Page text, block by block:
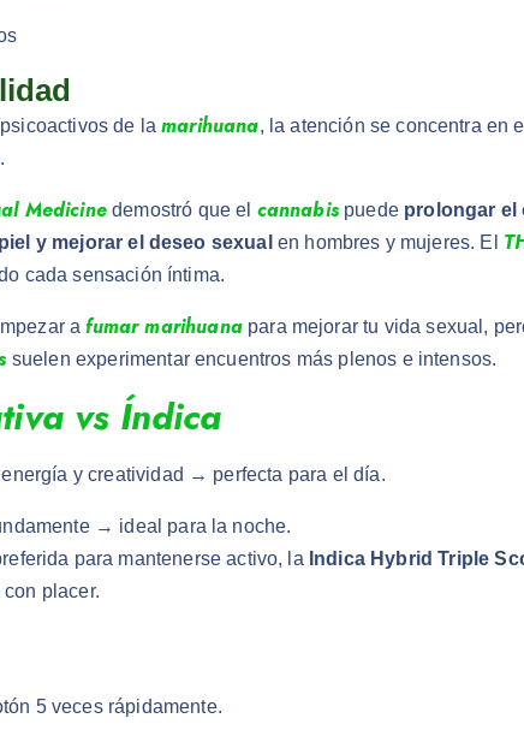
de lamarihuana, la atención se concentra en el
Medicinedemostró que el cannabispuede prolongar el
y mejorar el deseo sexual en hombres y mujeres. El
cada sensación íntima.
afumar marihuanapara mejorar tu vida sexual,
suelen experimentar encuentros más plenos e intensos.
vs Índica
y creatividad → perfecta para el día.
→ ideal para la noche.
para mantenerse activo, la Indica Hybrid Triple
placer.
5 veces rápidamente.